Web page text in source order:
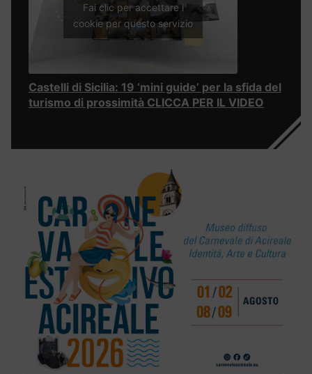
Fai clic per accettare i
cookie per questo servizio
Castelli di Sicilia: 19 ‘mini guide’ per la sfida del
turismo di prossimità CLICCA PER IL VIDEO